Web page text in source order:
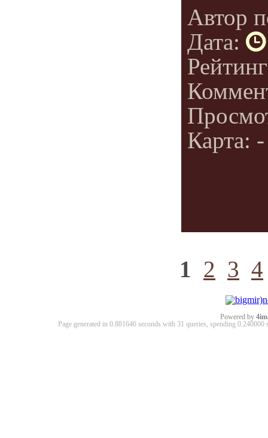
Автор
Дата:
Карта: -
1 2 3 4
Powered by
Page generated in 0.881646 seconds with 31 queries, spending